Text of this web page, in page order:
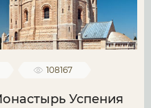
108167
Успения